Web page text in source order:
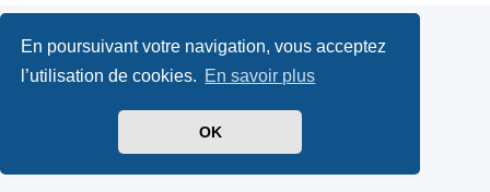
En poursuivant votre navigation, vous acceptez
l’utilisation de cookies. En savoir plus
OK